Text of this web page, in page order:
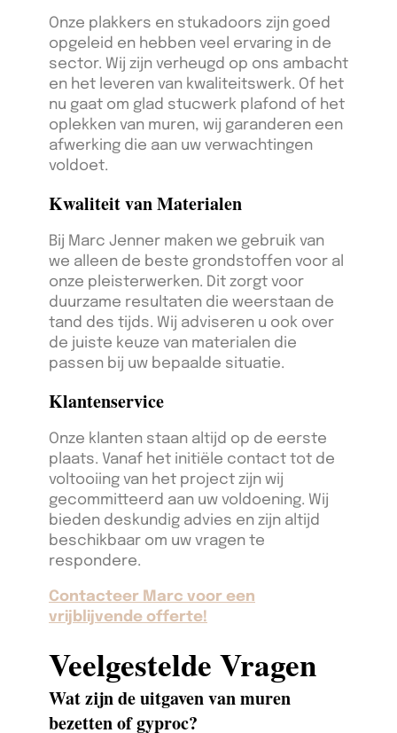
Onze plakkers en stukadoors zijn goed
opgeleid en hebben veel ervaring in de
sector. Wij zijn verheugd op ons ambacht
en het leveren van kwaliteitswerk. Of het
nu gaat om glad stucwerk plafond of het
oplekken van muren, wij garanderen een
afwerking die aan uw verwachtingen
voldoet.
Kwaliteit van Materialen
Bij Marc Jenner maken we gebruik van
we alleen de beste grondstoffen voor al
onze pleisterwerken. Dit zorgt voor
duurzame resultaten die weerstaan de
tand des tijds. Wij adviseren u ook over
de juiste keuze van materialen die
passen bij uw bepaalde situatie.
Klantenservice
Onze klanten staan altijd op de eerste
plaats. Vanaf het initiële contact tot de
voltooiing van het project zijn wij
gecommitteerd aan uw voldoening. Wij
bieden deskundig advies en zijn altijd
beschikbaar om uw vragen te
respondere.
Contacteer Marc voor een
vrijblijvende offerte!
Veelgestelde Vragen
Wat zijn de uitgaven van muren
bezetten of gyproc?